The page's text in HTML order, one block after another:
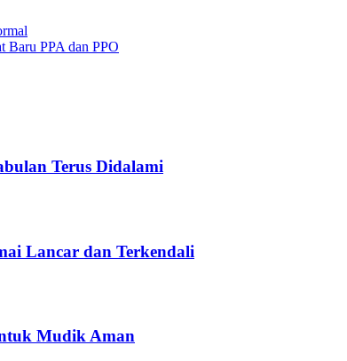
Baru PPA dan PPO
Terus Didalami
Lancar dan Terkendali
Mudik Aman